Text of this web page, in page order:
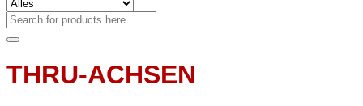
Suchen
nach:
THRU-ACHSEN